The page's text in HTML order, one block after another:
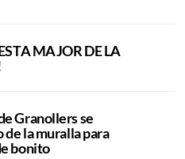
MAJOR DE LA
Granollers se
la muralla para
bonito